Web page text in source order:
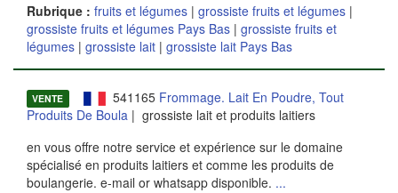
Rubrique : fruits et légumes | grossiste fruits et légumes |
grossiste fruits et légumes Pays Bas | grossiste fruits et
légumes | grossiste lait | grossiste lait Pays Bas
VENTE 541165 Frommage. Lait En Poudre, Tout
Produits De Boula | grossiste lait et produits laitiers
en vous offre notre service et expérience sur le domaine
spécialisé en produits laitiers et comme les produits de
boulangerie. e-mail or whatsapp disponible. ...